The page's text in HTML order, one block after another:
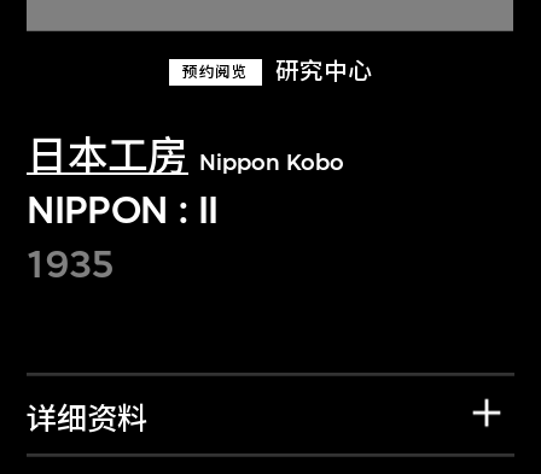
预约阅览 研究中心
日本工房 Nippon Kobo
NIPPON : II
1935
详细资料
关于M+藏品
探索世界顶级的二十及二十一世纪视觉
文化藏品。